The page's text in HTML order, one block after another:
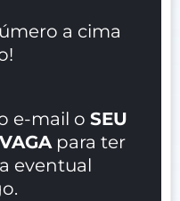
a cima
e-mail o SEU
para ter
eventual